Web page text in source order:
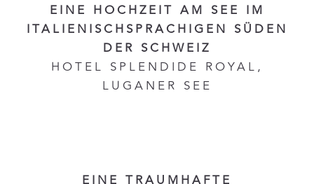
EINE HOCHZEIT AM SEE IM
ITALIENISCHSPRACHIGEN SÜDEN
DER SCHWEIZ
HOTEL SPLENDIDE ROYAL,
LUGANER SEE